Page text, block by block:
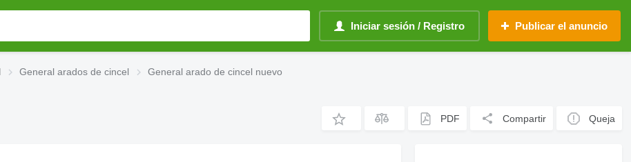
Iniciar sesión / Registro Publicar el anuncio
General arados de cincel General arado de cincel nuevo
PDF Compartir Queja